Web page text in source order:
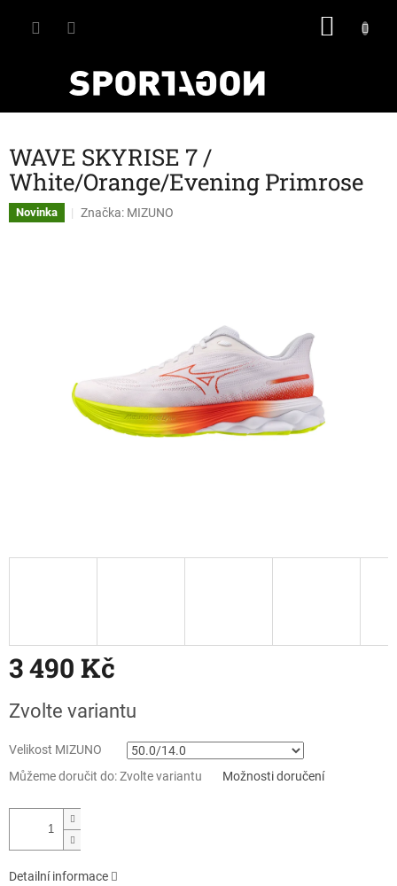
WAVE SKYRISE 7 /
White/Orange/Evening Primrose
Novinka Značka: MIZUNO
3 490 Kč
cena:
Zvolte variantu
Velikost MIZUNO
Můžeme doručit do:Zvolte variantu Možnosti doručení
Detailní informace